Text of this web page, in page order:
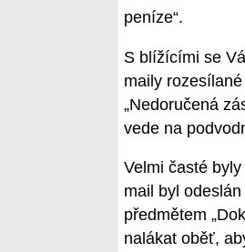
peníze“.
S blížícími se
maily
„Nedoručená
vede na
Velmi časté
mail byl
předmětem
nalákat oběť,